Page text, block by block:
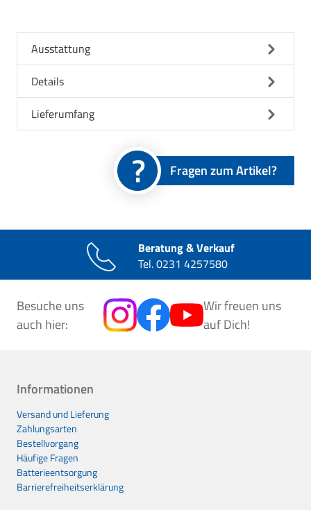
Ausstattung
Details
Lieferumfang
Fragen zum Artikel?
Beratung & Verkauf
Tel.0231 4257580
Besuche uns
auch hier:
Wir freuen uns
auf Dich!
Informationen
Versand und Lieferung
Zahlungsarten
Bestellvorgang
Häufige Fragen
Batterieentsorgung
Barrierefreiheitserklärung